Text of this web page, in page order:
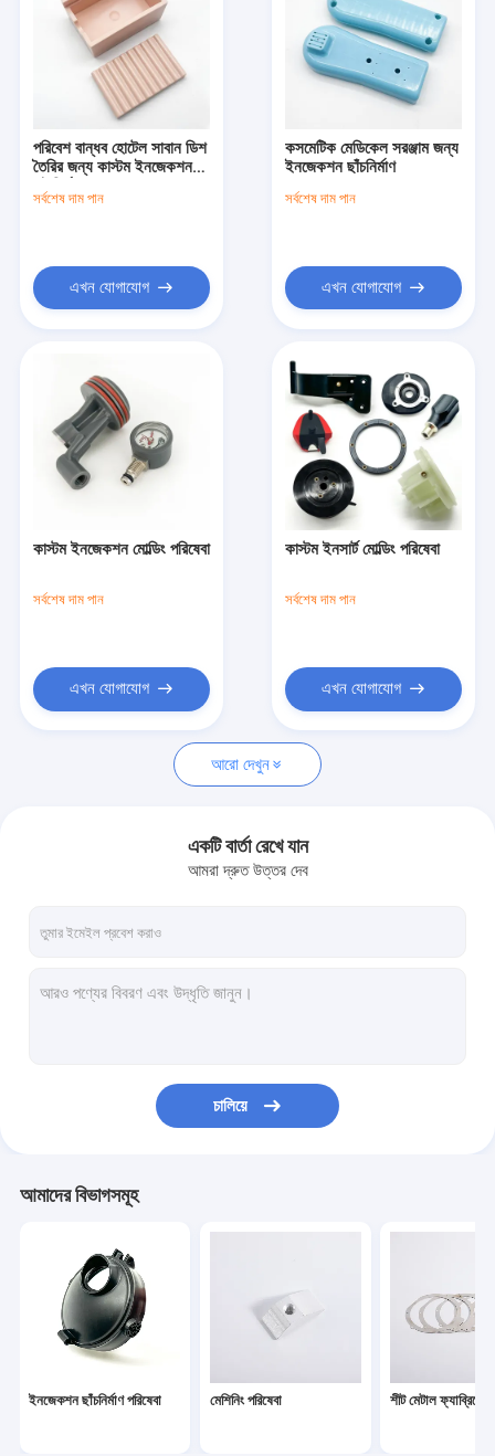
পণ্য
ভিডিও
আমাদের সম্বন্ধে
খবর
একটি উদ্ধৃতি অনুরোধ করুন
শীট মেটাল ফ্যাব্রিকেশন পরিষেবা
পরিবেশ বান্ধব হোটেল সাবান ডিশ
তৈরির জন্য কাস্টম ইনজেকশন
সর্বশেষ দাম পান
এখন যোগাযোগ
কসমেটিক মেডিকেল সরঞ্জাম জন্য
ইনজেকশন ছাঁচনির্মাণ
সর্বশেষ দাম পান
এখন যোগাযোগ
কাস্টম ইনজেকশন মোল্ডিং পরিষেবা
সর্বশেষ দাম পান
এখন যোগাযোগ
কাস্টম ইনসার্ট মোল্ডিং পরিষেবা
সর্বশেষ দাম পান
এখন যোগাযোগ
আরো দেখুন
একটি বার্তা রেখে যান
আমরা দ্রুত উত্তর দেব
চালিয়ে
আমাদের বিভাগসমূহ
ইনজেকশন ছাঁচনির্মাণ পরিষেবা মেশিনিং পরিষেবা শীট মেটাল